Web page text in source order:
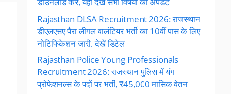
Rajasthan DLSA Recruitment 2026: राजस्थान
डीएलएसए पैरा लीगल वालंटियर भर्ती का 10वीं पास के लिए
नोटिफिकेशन जारी, देखें डिटेल
Rajasthan Police Young Professionals
Recruitment 2026: राजस्थान पुलिस में यंग
प्रोफेशनल्स के पदों पर भर्ती, ₹45,000 मासिक वेतन